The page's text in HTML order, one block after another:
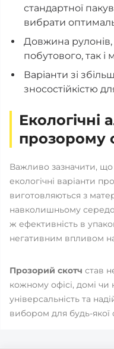
стандартної
вибрати
Довжина
побутового, так і
Варіанти зі
зносостійкістю
Екологічні
прозорому
Важливо зазначити,
екологічні варіанти
виготовляються з
навколишньому
ж ефективність в
негативним впливом
Прозорий скотч став
кожному офісі, домі чи
універсальність та
вибором для будь-